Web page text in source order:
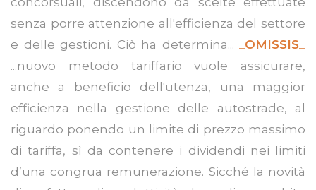
senza porre attenzione all'efficienza del settore
e delle gestioni. Ciò ha determina...
_OMISSIS_
...nuovo metodo tariffario vuole assicurare,
anche a beneficio dell'utenza, una maggior
efficienza nella gestione delle autostrade, al
riguardo ponendo un limite di prezzo massimo
di tariffa, sì da contenere i dividendi nei limiti
d’una congrua remunerazione. Sicché la novità